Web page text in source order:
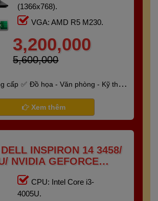
(1366x768).
VGA: AMD R5 M230.
3,200,000
5,600,000
cấp
Đồ họa - Văn phòng - Kỹ thuật
hành 6 tháng
Xem thêm
INSPIRON 14 3458/
NVIDIA GEFORCE
8G/ SSD 128GB/
CPU: Intel Core i3-
4005U.